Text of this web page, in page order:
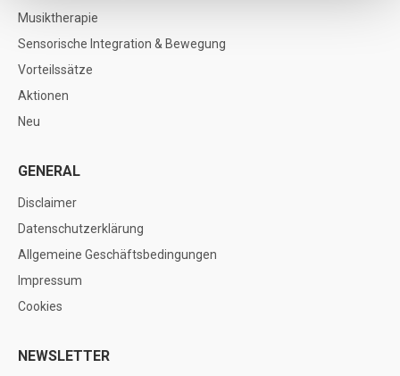
Musiktherapie
Sensorische Integration & Bewegung
Vorteilssätze
Aktionen
Neu
GENERAL
Disclaimer
Datenschutzerklärung
Allgemeine Geschäftsbedingungen
Impressum
Cookies
NEWSLETTER